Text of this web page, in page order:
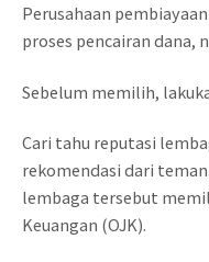
Perusahaan
proses pencairan dana,
Sebelum memilih,
Cari tahu reputasi
rekomendasi dari
lembaga tersebut
Keuangan (OJK).